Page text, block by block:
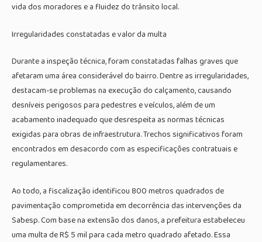
vida dos moradores e a fluidez do trânsito local.
Irregularidades constatadas e valor da multa
Durante a inspeção técnica, foram constatadas falhas graves que
afetaram uma área considerável do bairro. Dentre as irregularidades,
destacam-se problemas na execução do calçamento, causando
desníveis perigosos para pedestres e veículos, além de um
acabamento inadequado que desrespeita as normas técnicas
exigidas para obras de infraestrutura. Trechos significativos foram
encontrados em desacordo com as especificações contratuais e
regulamentares.
Ao todo, a fiscalização identificou 800 metros quadrados de
pavimentação comprometida em decorrência das intervenções da
Sabesp. Com base na extensão dos danos, a prefeitura estabeleceu
uma multa de R$ 5 mil para cada metro quadrado afetado. Essa